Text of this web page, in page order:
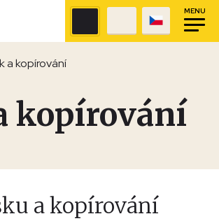
MENU
a kopírování
kopírování
a kopírování